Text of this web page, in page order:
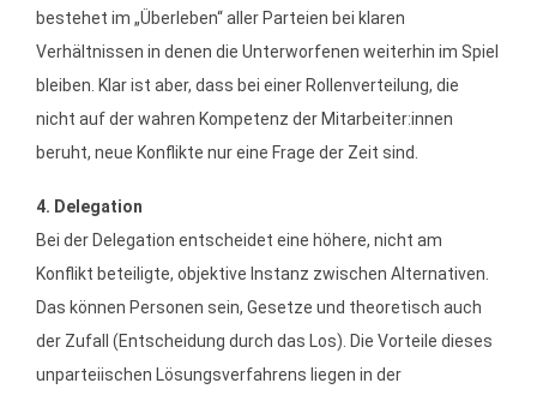
bestehet im „Überleben“ aller Parteien bei klaren
Verhältnissen in denen die Unterworfenen weiterhin im Spiel
bleiben. Klar ist aber, dass bei einer Rollenverteilung, die
nicht auf der wahren Kompetenz der Mitarbeiter:innen
beruht, neue Konflikte nur eine Frage der Zeit sind.
4. Delegation
Bei der Delegation entscheidet eine höhere, nicht am
Konflikt beteiligte, objektive Instanz zwischen Alternativen.
Das können Personen sein, Gesetze und theoretisch auch
der Zufall (Entscheidung durch das Los). Die Vorteile dieses
unparteiischen Lösungsverfahrens liegen in der